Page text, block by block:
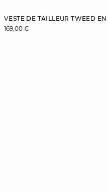
VESTE DE TAILLEUR TWEED
169,00 €